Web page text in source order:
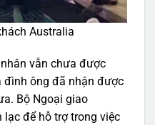
Australia
vẫn chưa được
đình ông đã nhận được
Bộ Ngoại giao
để hỗ trợ trong việc